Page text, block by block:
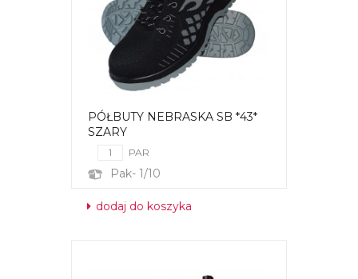
PÓŁBUTY NEBRASKA SB *43*
SZARY
PAR
Pak- 1/10
dodaj do koszyka